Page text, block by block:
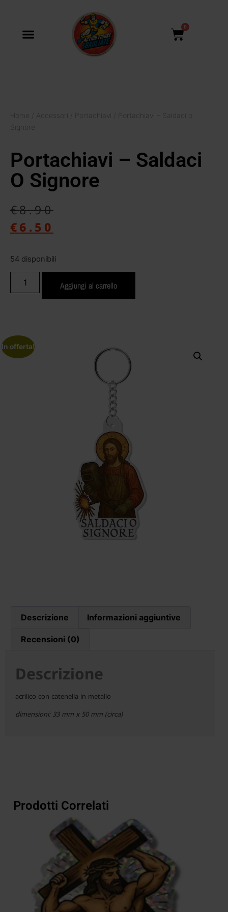
0
Home Accessori Portachiavi
/ Portachiavi – Saldaci o
Signore
Portachiavi – Saldaci
O Signore
€8.90
€6.50
54 disponibili
Aggiungi al carrello
In offerta!
Descrizione Informazioni aggiuntive
Recensioni (0)
Descrizione
acrilico con catenella in metallo
dimensioni: 33 mm x 50 mm (circa)
Prodotti Correlati